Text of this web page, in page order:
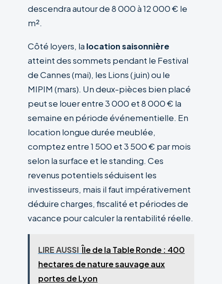
descendra autour de 8 000 à 12 000 € le
m².
Côté loyers, la location saisonnière
atteint des sommets pendant le Festival
de Cannes (mai), les Lions (juin) ou le
MIPIM (mars). Un deux-pièces bien placé
peut se louer entre 3 000 et 8 000 € la
semaine en période événementielle. En
location longue durée meublée,
comptez entre 1 500 et 3 500 € par mois
selon la surface et le standing. Ces
revenus potentiels séduisent les
investisseurs, mais il faut impérativement
déduire charges, fiscalité et périodes de
vacance pour calculer la rentabilité réelle.
LIRE AUSSI Île de la Table Ronde : 400
hectares de nature sauvage aux
portes de Lyon